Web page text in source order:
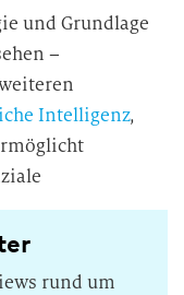
und Grundlage
–
Intelligenz,
rund um